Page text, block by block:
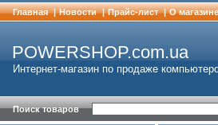
Главная | Новости | Прайс-лист | О магазине
POWERSHOP.com.ua
Интернет-магазин по продаже
Поиск товаров